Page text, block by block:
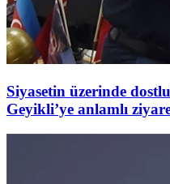
Siyasetin üzerinde
Geyikli’ye anlamlı